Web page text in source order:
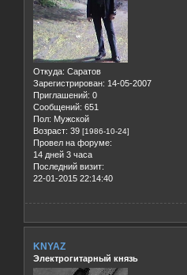
Откуда: Саратов
Зарегистрирован: 14-05-2007
Приглашений: 0
Сообщений: 651
Пол: Мужской
Возраст: 39 [1986-10-24]
Провел на форуме:
14 дней 3 часа
Последний визит:
22-01-2015 22:14:40
KNYAZ
Электрогитарный князь